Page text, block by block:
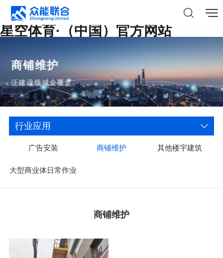
星空体育·（中国）官方网站
商铺维护
泛建设领域全覆盖
行业应用
广告安装 商铺维护 其他楼宇建筑
大型商业体日常作业
商铺维护